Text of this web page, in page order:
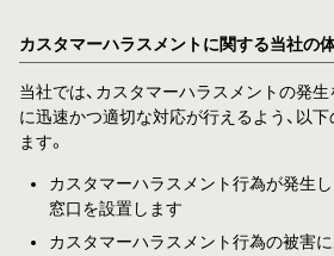
カスタマーハラスメントに関する当社の
当社では、カスタマーハラスメントの発
に迅速かつ適切な対応が行えるよう、以
ます。
カスタマーハラスメント行為が発生
窓口を設置します
カスタマーハラスメント行為の被害